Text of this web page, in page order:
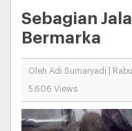
Sebagian
Bermarka
Oleh Adi Sumaryadi |
5.606 Views